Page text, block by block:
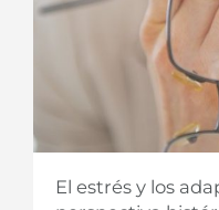
El estrés y los